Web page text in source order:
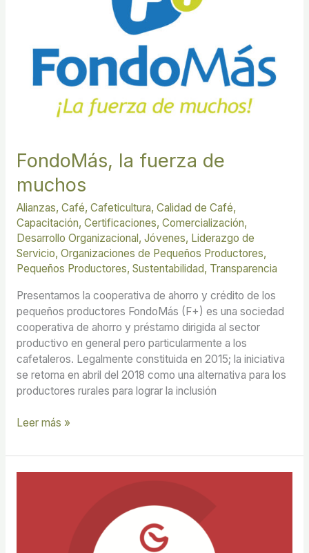
FondoMás, la fuerza de
muchos
Alianzas, Café, Cafeticultura, Calidad de Café,
Capacitación, Certificaciones, Comercialización,
Desarrollo Organizacional , Jóvenes, Liderazgo de
Servicio, Organizaciones de Pequeños Productores,
Pequeños Productores, Sustentabilidad, Transparencia
Presentamos la cooperativa de ahorro y crédito de los
pequeños productores FondoMás (F+) es una sociedad
cooperativa de ahorro y préstamo dirigida al sector
productivo en general pero particularmente a los
cafetaleros. Legalmente constituida en 2015; la iniciativa
se retoma en abril del 2018 como una alternativa para los
productores rurales para lograr la inclusión
Leer más »